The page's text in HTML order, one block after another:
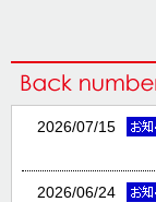
2026/07/15
2026/06/24